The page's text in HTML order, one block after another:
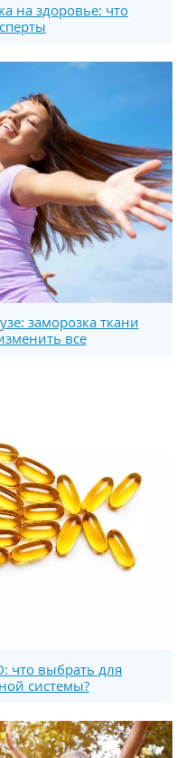
на здоровье: что
заморозка ткани
все
что выбрать для
системы?